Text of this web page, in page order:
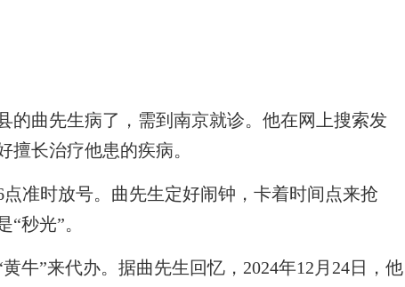
曲先生病了，需到南京就诊。他在网上搜索发
长治疗他患的疾病。
时放号。曲先生定好闹钟，卡着时间点来抢
秒光”。
”来代办。据曲先生回忆，2024年12月24日，他